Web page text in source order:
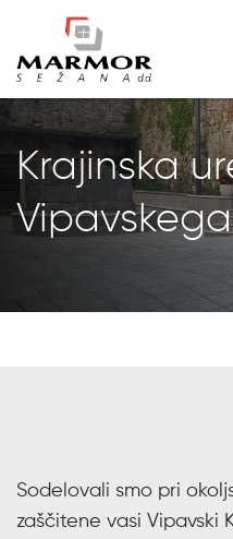
Krajinska
Sodelovali smo pri
zaščitene vasi Vipavski